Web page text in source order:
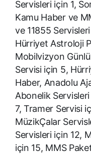
Servisleri için 1,
Kamu Haber ve
ve 11855
Hürriyet Astroloji
Mobilvizyon
Servisi için 5,
Haber, Anadolu
Abonelik
7, Tramer Servisi
MüzikÇalar
Servisleri için 12,
için 15, MMS